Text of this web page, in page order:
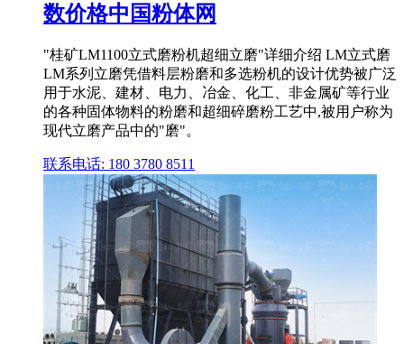
数价格中国粉体网
"桂矿LM1100立式磨粉机超细立磨"详细介绍 LM立式磨
LM系列立磨凭借料层粉磨和多选粉机的设计优势被广泛
用于水泥、建材、电力、冶金、化工、非金属矿等行业
的各种固体物料的粉磨和超细碎磨粉工艺中,被用户称为
现代立磨产品中的"磨"。
联系电话: 180 3780 8511